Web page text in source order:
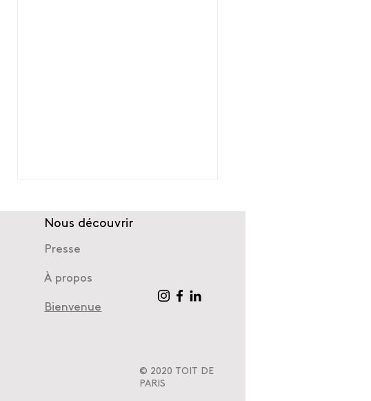
Signalétique et transition
Nous découvrir
Presse
À propos
Bienvenue
© 2020 TOIT DE
PARIS